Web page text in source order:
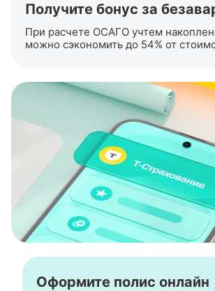
Получите бонус за
При расчете ОСАГО учтем
можно сэкономить до 54% от
Оформите полис онлайн